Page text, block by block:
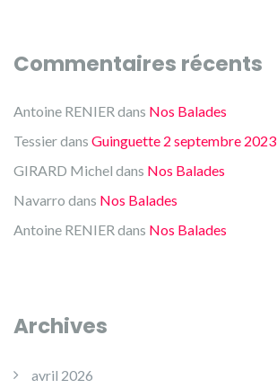
Commentaires récents
Antoine RENIER dans Nos Balades
Tessierdans Guinguette 2 septembre 2023
GIRARD Michel dans Nos Balades
Navarro dans Nos Balades
Antoine RENIER dans Nos Balades
Archives
avril 2026